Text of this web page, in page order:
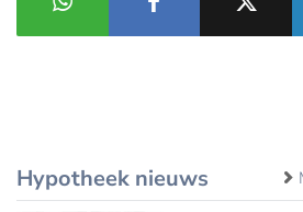
Hypotheek nieuws